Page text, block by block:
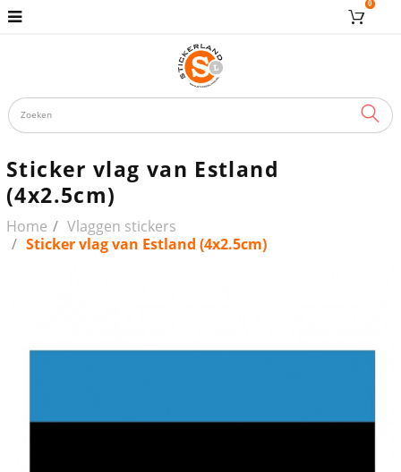
0
Sticker vlag van Estland
(4x2.5cm)
Home
Vlaggen stickers
Sticker vlag van Estland (4x2.5cm)